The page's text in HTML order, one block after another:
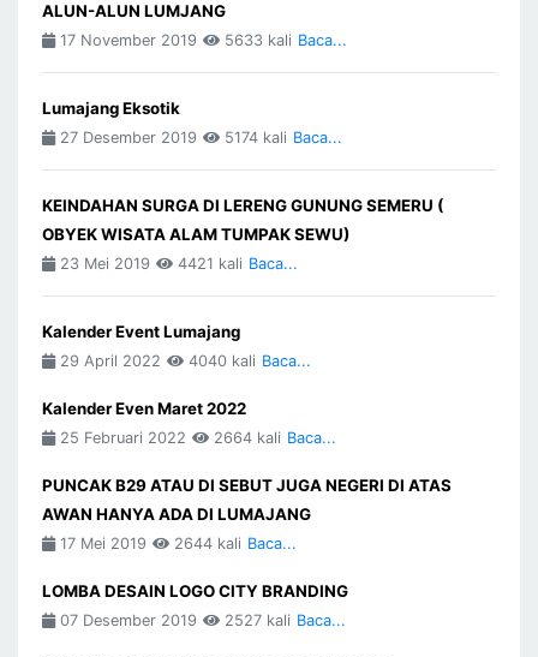
ALUN-ALUN LUMJANG
17 November 2019 5633 kali Baca...
Lumajang Eksotik
27 Desember 2019 5174 kali Baca...
KEINDAHAN SURGA DI LERENG GUNUNG SEMERU (
OBYEK WISATA ALAM TUMPAK SEWU)
23 Mei 2019 4421 kali Baca...
Kalender Event Lumajang
29 April 2022 4040 kali Baca...
Kalender Even Maret 2022
25 Februari 2022 2664 kali Baca...
PUNCAK B29 ATAU DI SEBUT JUGA NEGERI DI ATAS
AWAN HANYA ADA DI LUMAJANG
17 Mei 2019 2644 kali Baca...
LOMBA DESAIN LOGO CITY BRANDING
07 Desember 2019 2527 kali Baca...